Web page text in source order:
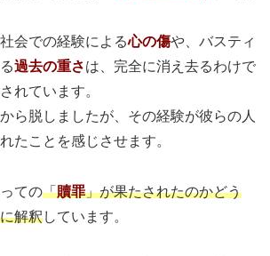
会での経験による心の傷や、バスティ
過去の重さは、完全に消え去るわけで
れています。
ら脱しましたが、その経験が彼らの人
たことを感じさせます。
ての「贖罪」が果たされたのかどう
解釈しています。